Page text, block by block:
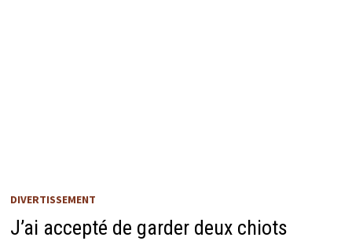
DIVERTISSEMENT
J’ai accepté de garder deux chiots